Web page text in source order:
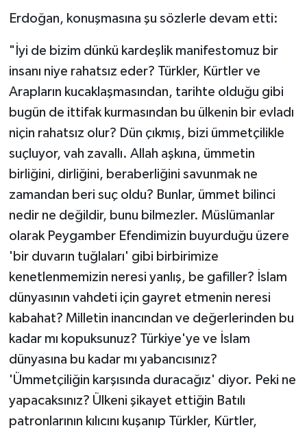
Erdoğan, konuşmasına şu sözlerle devam etti:
"İyi de bizim dünkü kardeşlik manifestomuz bir
insanı niye rahatsız eder? Türkler, Kürtler ve
Arapların kucaklaşmasından, tarihte olduğu gibi
bugün de ittifak kurmasından bu ülkenin bir evladı
niçin rahatsız olur? Dün çıkmış, bizi ümmetçilikle
suçluyor, vah zavallı. Allah aşkına, ümmetin
birliğini, dirliğini, beraberliğini savunmak ne
zamandan beri suç oldu? Bunlar, ümmet bilinci
nedir ne değildir, bunu bilmezler. Müslümanlar
olarak Peygamber Efendimizin buyurduğu üzere
'bir duvarın tuğlaları' gibi birbirimize
kenetlenmemizin neresi yanlış, be gafiller? İslam
dünyasının vahdeti için gayret etmenin neresi
kabahat? Milletin inancından ve değerlerinden bu
kadar mı kopuksunuz? Türkiye'ye ve İslam
dünyasına bu kadar mı yabancısınız?
'Ümmetçiliğin karşısında duracağız' diyor. Peki ne
yapacaksınız? Ülkeni şikayet ettiğin Batılı
patronlarının kılıcını kuşanıp Türkler, Kürtler,